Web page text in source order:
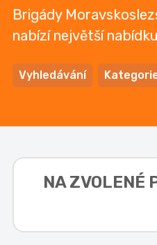
Brigády
nabízí největší
Vyhledávání
NA ZVOLENÉ